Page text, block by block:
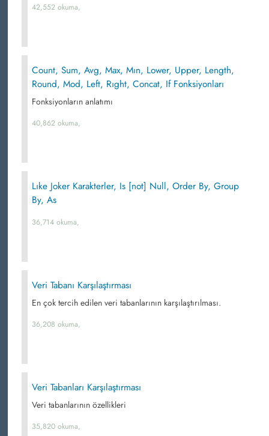
42,552 okuma,
Count, Sum, Avg, Max, Mın, Lower, Upper, Length,
Round, Mod, Left, Rıght, Concat, If Fonksiyonları
Fonksiyonların anlatımı
40,862 okuma,
Lıke Joker Karakterler, Is [not] Null, Order By, Group
By, As
36,714 okuma,
Veri Tabanı Karşılaştırması
En çok tercih edilen veri tabanlarının karşılaştırılması.
36,208 okuma,
Veri Tabanları Karşılaştırması
Veri tabanlarının özellikleri
35,820 okuma,